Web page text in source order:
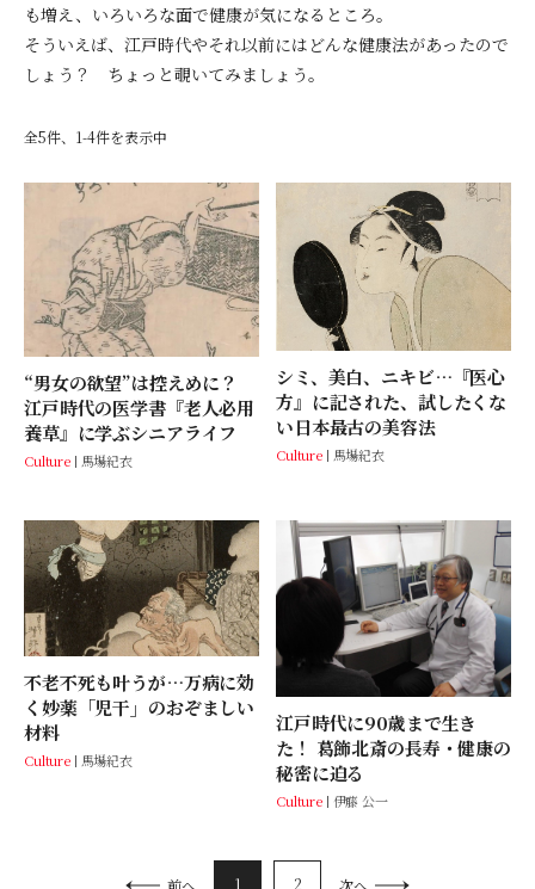
も増え、いろいろな面で健康が気になるところ。
そういえば、江戸時代やそれ以前にはどんな健康法があったので
しょう？ ちょっと覗いてみましょう。
全5件、1-4件を表示中
“男女の欲望”は控えめに？
江戸時代の医学書『老人必用
養草』に学ぶシニアライフ
Culture 馬場紀衣
シミ、美白、ニキビ…『医心
方』に記された、試したくな
い日本最古の美容法
Culture 馬場紀衣
不老不死も叶うが…万病に効
く妙薬「児干」のおぞましい
材料
Culture 馬場紀衣
江戸時代に90歳まで生き
た！ 葛飾北斎の長寿・健康の
秘密に迫る
Culture 伊藤 公一
前へ 1 2 次へ